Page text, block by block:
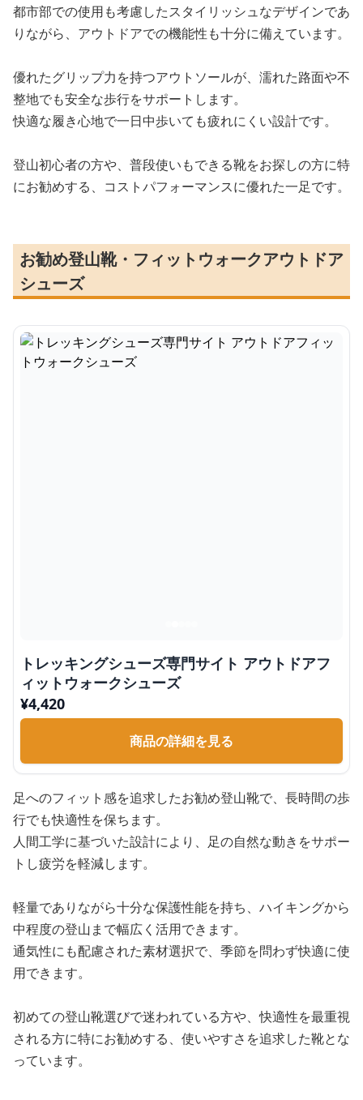
都市部での使用も考慮したスタイリッシュなデザインであ
りながら、アウトドアでの機能性も十分に備えています。
優れたグリップ力を持つアウトソールが、濡れた路面や不
整地でも安全な歩行をサポートします。
快適な履き心地で一日中歩いても疲れにくい設計です。
登山初心者の方や、普段使いもできる靴をお探しの方に特
にお勧めする、コストパフォーマンスに優れた一足です。
お勧め登山靴・フィットウォークアウトドア
シューズ
トレッキングシューズ専門サイト アウトドアフ
ィットウォークシューズ
¥4,420
商品の詳細を見る
足へのフィット感を追求したお勧め登山靴で、長時間の歩
行でも快適性を保ちます。
人間工学に基づいた設計により、足の自然な動きをサポー
トし疲労を軽減します。
軽量でありながら十分な保護性能を持ち、ハイキングから
中程度の登山まで幅広く活用できます。
通気性にも配慮された素材選択で、季節を問わず快適に使
用できます。
初めての登山靴選びで迷われている方や、快適性を最重視
される方に特にお勧めする、使いやすさを追求した靴とな
っています。